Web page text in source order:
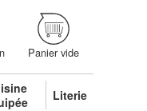
Panier vide
Literie